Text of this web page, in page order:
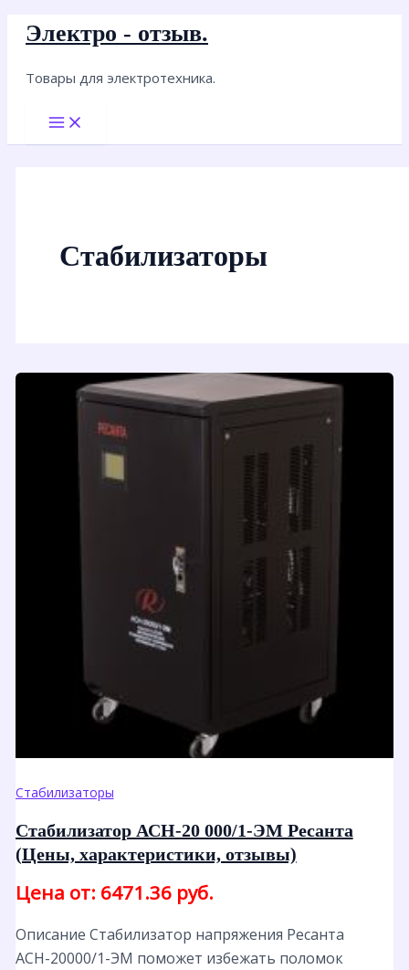
Перейти
содержимому
Электро - отзыв.
Товары для электротехника.
Main
Menu
Стабилизаторы
Стабилизаторы
Стабилизатор АСН-20 000/1-ЭМ Ресанта
(Цены, характеристики, отзывы)
Цена от: 6471.36 руб.
Описание Стабилизатор напряжения Ресанта
АСН-20000/1-ЭМ поможет избежать поломок